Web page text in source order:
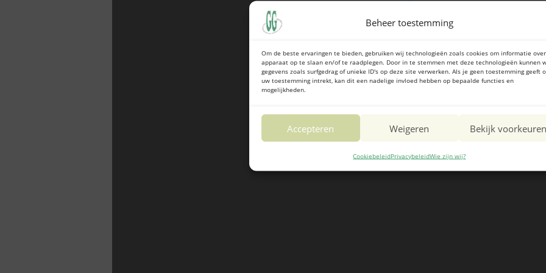
Beheer toestemming
Om de beste ervaringen te bieden, gebruiken wij technologieën zoals cookies om informatie
apparaat op te slaan en/of te raadplegen. Door in te stemmen met deze technologieën kunnen
gegevens zoals surfgedrag of unieke ID's op deze site verwerken. Als je geen toestemming geeft
uw toestemming intrekt, kan dit een nadelige invloed hebben op bepaalde functies en
mogelijkheden.
Accepteren Weigeren Bekijk voorkeuren
CookiebeleidPrivacybeleidWie zijn wij?